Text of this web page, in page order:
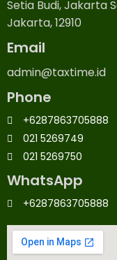
Setia Budi, Jakarta
Jakarta, 12910
Email
admin@taxtime.id
Phone
+6287863705888
021 5269749
021 5269750
WhatsApp
+6287863705888